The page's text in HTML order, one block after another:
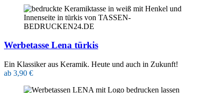
Werbetasse Lena türkis
Ein Klassiker aus Keramik. Heute und auch in Zukunft!
ab 3,90 €